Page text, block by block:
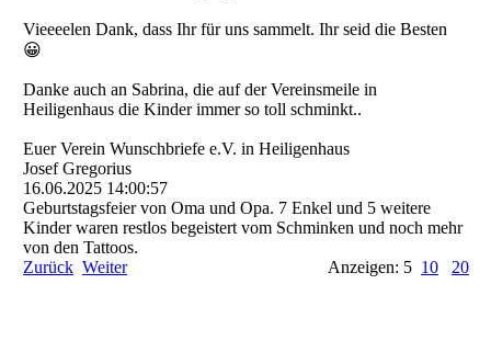
Vieeeelen Dank, dass Ihr für uns sammelt. Ihr seid die Besten
😀
Danke auch an Sabrina, die auf der Vereinsmeile in
Heiligenhaus die Kinder immer so toll schminkt..
Euer Verein Wunschbriefe e.V. in Heiligenhaus
Josef Gregorius
16.06.2025 14:00:57
Geburtstagsfeier von Oma und Opa. 7 Enkel und 5 weitere
Kinder waren restlos begeistert vom Schminken und noch mehr
von den Tattoos.
Zurück Weiter Anzeigen: 5 10 20